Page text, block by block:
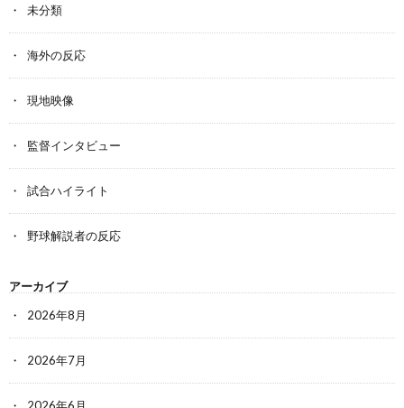
未分類
海外の反応
現地映像
監督インタビュー
試合ハイライト
野球解説者の反応
アーカイブ
2026年8月
2026年7月